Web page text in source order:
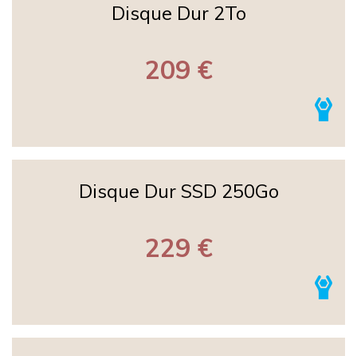
Disque Dur 2To
209 €
Disque Dur SSD 250Go
229 €